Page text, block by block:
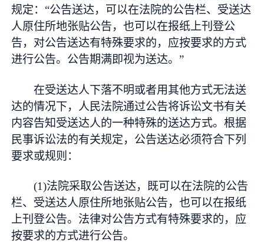
规定：“公告送达，可以在法院的公告栏、受送达
人原住所地张贴公告，也可以在报纸上刊登公
告，对公告送达有特殊要求的，应按要求的方式
进行公告。公告期满即视为送达。”
在受送达人下落不明或者用其他方式无法送
达的情况下，人民法院通过公告将诉讼文书有关
内容告知受送达人的一种特殊的送达方式。根据
民事诉讼法的有关规定，公告送达必须符合下列
要求或规则：
(1)法院采取公告送达，既可以在法院的公告
栏、受送达人原住所地张贴公告，也可以在报纸
上刊登公告。法律对公告方式有特殊要求的，应
按要求的方式进行公告。